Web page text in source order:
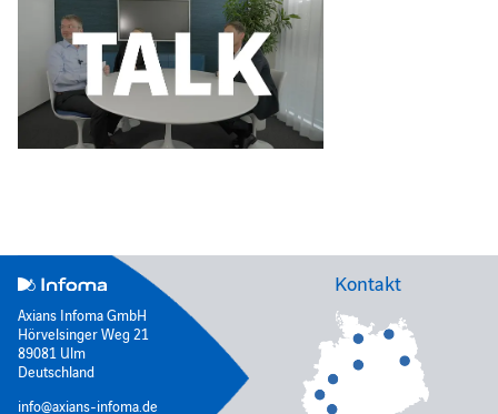
Axians Infoma GmbH
Hörvelsinger Weg 21
89081 Ulm
Deutschland
info@axians-infoma.de
Kontakt